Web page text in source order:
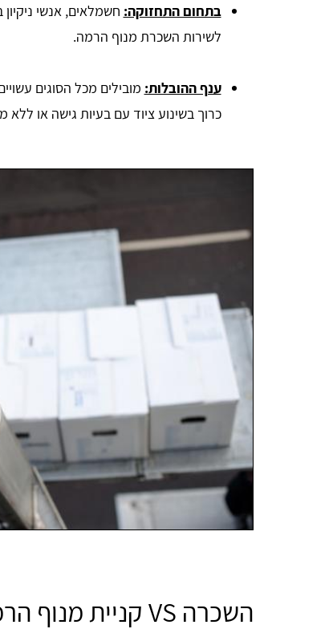
בתחום התחזוקה: חשמלאים, אנשי
לשירות השכרת מנוף הרמה.
ענף ההובלות: מובילים מכל הסוגים
כרוך בשינוע ציוד עם בעיות גישה או ללא
השכרה VS קניית מנוף הרמה בפרדס חנה (ומחירים)